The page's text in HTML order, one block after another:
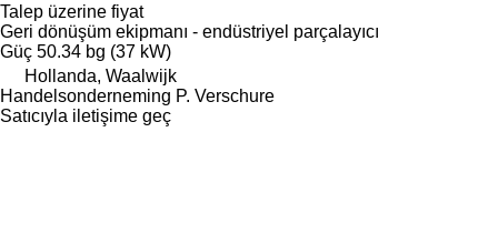
Talep üzerine fiyat
Geri dönüşüm ekipmanı - endüstriyel parçalayıcı
Güç 50.34 bg (37 kW)
Hollanda, Waalwijk
Handelsonderneming P. Verschure
Satıcıyla iletişime geç